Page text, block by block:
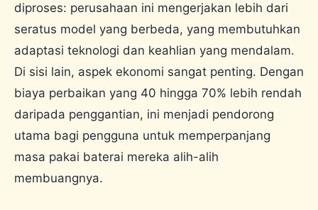
diproses: perusahaan ini mengerjakan lebih dari
seratus model yang berbeda, yang membutuhkan
adaptasi teknologi dan keahlian yang mendalam.
Di sisi lain, aspek ekonomi sangat penting. Dengan
biaya perbaikan yang 40 hingga 70% lebih rendah
daripada penggantian, ini menjadi pendorong
utama bagi pengguna untuk memperpanjang
masa pakai baterai mereka alih-alih
membuangnya.